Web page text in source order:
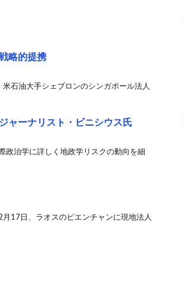
略的提携
石油大手シェブロンのシンガポール法人
ャーナリスト・ビニシウス氏
政治学に詳しく地政学リスクの動向を細
17日、ラオスのビエンチャンに現地法人